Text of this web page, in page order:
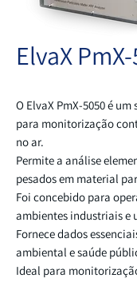
ElvaX
O ElvaX PmX-5050 é
para monitorização
no ar.
Permite a análise
pesados em material
Foi concebido para
ambientes industriais e
Fornece dados
ambiental e saúde
Ideal para